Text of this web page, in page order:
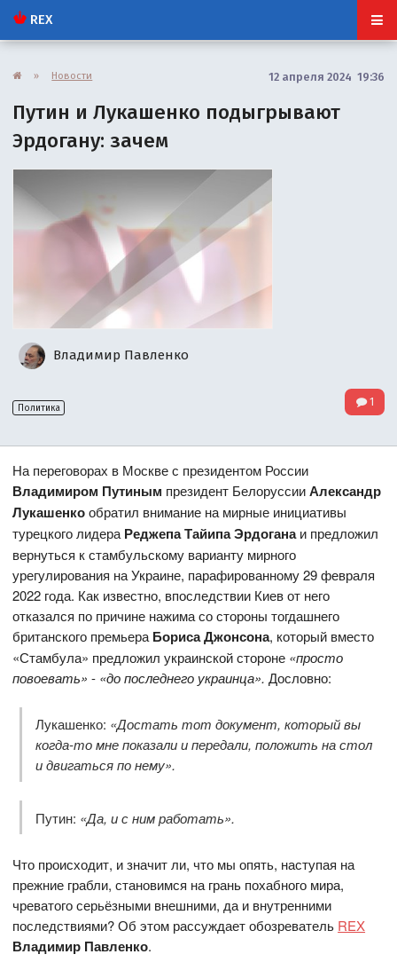
REX
» Новости 12 апреля 2024 19:36
Путин и Лукашенко подыгрывают
Эрдогану: зачем
Владимир Павленко
Политика 1
На переговорах в Москве с президентом России
Владимиром Путиным президент БелоруссииАлександр
Лукашенкообратил внимание на мирные инициативы
турецкого лидера Реджепа Тайипа Эрдоганаи предложил
вернуться к стамбульскому варианту мирного
урегулирования на Украине, парафированному 29 февраля
2022 года. Как известно, впоследствии Киев от него
отказался по причине нажима со стороны тогдашнего
британского премьера Бориса Джонсона, который вместо
«Стамбула» предложил украинской стороне «просто
повоевать»- «до последнего украинца». Дословно:
Лукашенко: «Достать тот документ, который вы
когда-то мне показали и передали, положить на стол
и двигаться по нему».
Путин: «Да, и с ним работать».
Что происходит, и значит ли, что мы опять, наступая на
прежние грабли, становимся на грань похабного мира,
чреватого серьёзными внешними, да и внутренними
последствиями? Об этом рассуждает обозреватель REX
Владимир Павленко.